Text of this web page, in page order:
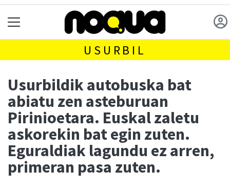
USURBIL
Usurbildik autobuska bat
abiatu zen asteburuan
Pirinioetara. Euskal zaletu
askorekin bat egin zuten.
Eguraldiak lagundu ez arren,
primeran pasa zuten.